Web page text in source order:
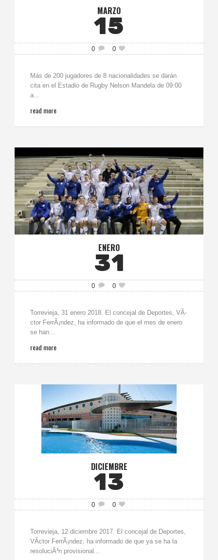
MARZO
15
0 0
Más de 200 jugadores de 8 nacionalidades se darán
cita en el Estadio de Rugby Nelson Mandela de 09:00
a...
read more
ENERO
31
0 0
Torrevieja, 31 enero 2018. El concejal de Deportes, VÃ­
ctor FerrÃ¡ndez, ha informado de que el mes de enero
se han...
read more
DICIEMBRE
13
0 0
Torrevieja, 12 diciembre 2017. El concejal de Deportes,
VÃ­ctor FerrÃ¡ndez, ha informado de que ya se ha la
resoluciÃ³n provisional...